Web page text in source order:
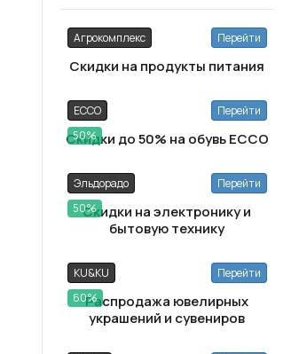
Агрокомплекс Перейти
Скидки на продукты питания
ECCO
50%
Перейти
Скидки до 50% на обувь ECCO
Эльдорадо
50%
Перейти
Скидки на электронику и
бытовую технику
KU&KU
60%
Перейти
Распродажа ювелирных
украшений и сувениров